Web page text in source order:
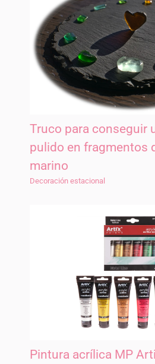
Truco para conseguir
pulido en fragmentos
marino
Decoración estacional
Pintura acrílica MP